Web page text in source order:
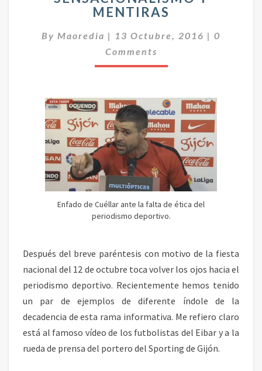
I
D
I
D
E
P
O
R
T
I
V
O
:
N
S
A
O
N
A
MENTIRAS
By Maoredia | 13 Octubre, 2016 | C
O
R
I
O
S
0
Comments
Enfado de Cuéllar ante la falta de ética del
periodismo deportivo.
Después del breve paréntesis con motivo de la fiesta
nacional del 12 de octubre toca volver los ojos hacia el
periodismo deportivo. Recientemente hemos tenido
un par de ejemplos de diferente índole de la
decadencia de esta rama informativa. Me refiero claro
está al famoso vídeo de los futbolistas del Eibar y a la
rueda de prensa del portero del Sporting de Gijón.